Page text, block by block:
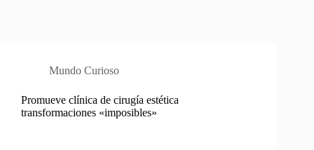
Mundo Curioso
Promueve clínica de cirugía estética
transformaciones «imposibles»